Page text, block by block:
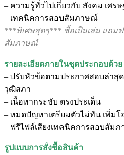
– ความรู้ทั่วไปเกี่ยวกับ สังคม เศรษ
– เทคนิคการสอบสัมภาษณ์
***พิเศษสุดๆ*** ชื้อเป็นเล่ม แถม
สัมภาษณ์
รายละเอียดภายในชุดประกอบด้วย
– ปรับหัวข้อตามประกาศสอบล่าสุ
วุฒิสภา
– เนื้อหากระชับ ตรงประเด็น
– หมดปัญหาเตรียมตัวไม่ทัน เพิ่ม
– ฟรีไฟล์เสียงเทคนิคการสอบสัม
รูปแบบการสั่งชื้อสินค้า